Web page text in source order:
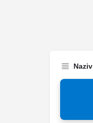
Naziv